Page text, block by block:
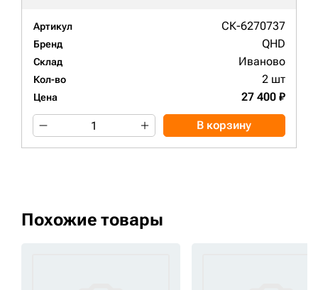
Артикул СК-6270737
Бренд QHD
Склад Иваново
Кол-во 2 шт
Цена 27 400 ₽
В корзину
Похожие товары